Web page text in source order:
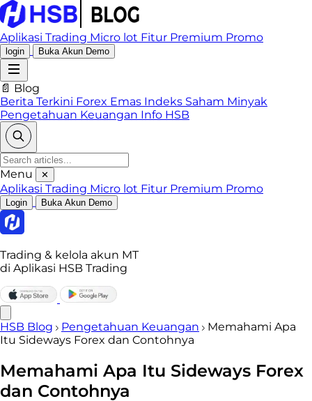
Aplikasi Trading Micro lot Fitur Premium Promo
login Buka Akun Demo
📄 Blog
Berita Terkini Forex Emas Indeks Saham Minyak
Pengetahuan Keuangan Info HSB
Menu ✕
Aplikasi Trading Micro lot Fitur Premium Promo
Login Buka Akun Demo
Trading & kelola akun MT
di Aplikasi HSB Trading
HSB Blog Pengetahuan Keuangan
Memahami Apa
Itu Sideways Forex dan Contohnya
Memahami Apa Itu Sideways Forex
dan Contohnya